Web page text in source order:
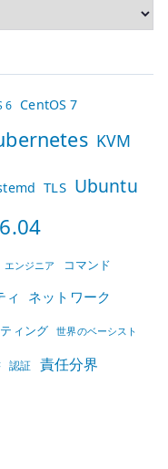
6 CentOS 7
KVM
TLS Ubuntu
エンジニア コマンド
ィ ネットワーク
ィング 世界のベーシスト
認証 責任分界